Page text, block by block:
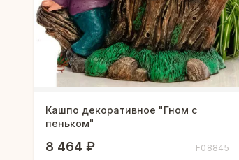
Кашпо декоративное "Гном с
пеньком"
8 464 ₽ F08845